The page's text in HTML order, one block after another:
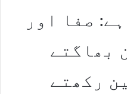
صفا اور
بھاگتے
رکھتے